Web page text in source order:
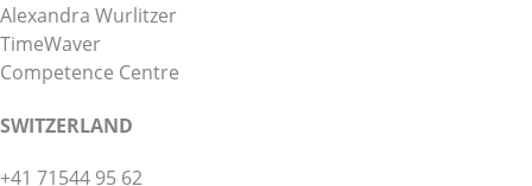
Alexandra Wurlitzer
TimeWaver
Competence Centre
SWITZERLAND
+41 71544 95 62